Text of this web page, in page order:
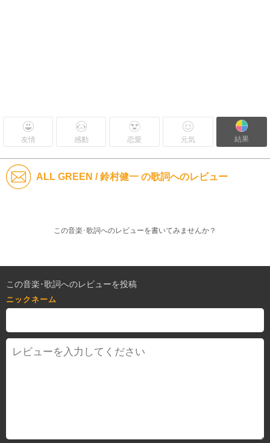
友情 感動 恋愛 元気 結果
ALL GREEN / 鈴村健一 の歌詞へのレビュー
この音楽･歌詞へのレビューを書いてみませんか？
この音楽･歌詞へのレビューを投稿
ニックネーム